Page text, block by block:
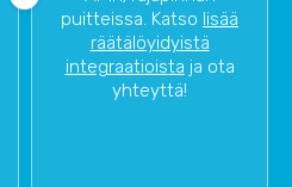
puitteissa. Katso lisää
räätälöyidyistä
integraatioista ja ota
yhteyttä!